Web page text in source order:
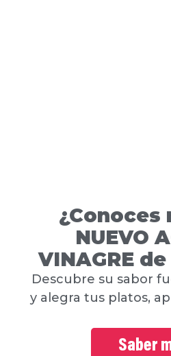
¿Conoces
NUEVO
VINAGRE
Descubre su sabor
y alegra tus platos,
Saber